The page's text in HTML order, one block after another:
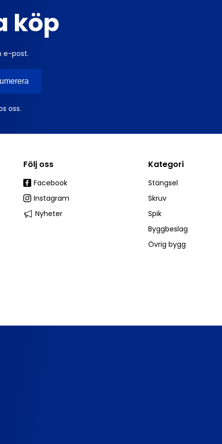
köp
e-post.
oss.
Följ oss
Facebook
Instagram
Nyheter
Kategori
Stängsel
Skruv
Spik
Byggbeslag
Övrig bygg